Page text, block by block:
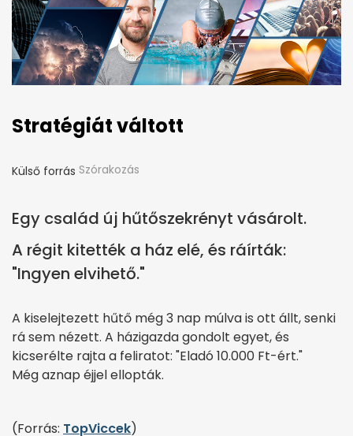
Stratégiát váltott
Külső forrás Szórakozás
Egy család új hűtőszekrényt vásárolt.
A régit kitették a ház elé, és ráírták:
"Ingyen elvihető."
A kiselejtezett hűtő még 3 nap múlva is ott állt, senki
rá sem nézett. A házigazda gondolt egyet, és
kicserélte rajta a feliratot: "Eladó 10.000 Ft-ért."
Még aznap éjjel ellopták.
(Forrás: TopViccek)